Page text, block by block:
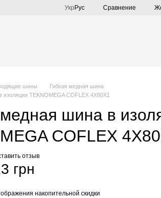
Укр Рус Сравнение
шины
Гибкая медная шина
изоляции TEKNOMEGA COFLEX 4X80X1
шина в
COFLEX
отзыв
грн
накопительной скидки